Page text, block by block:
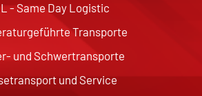
- Same Day Logistic
Transporte
und Schwertransporte
und Service